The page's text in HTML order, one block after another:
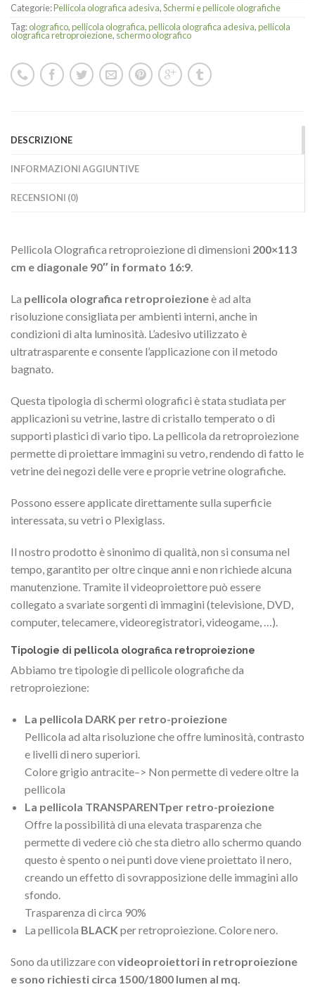
Categorie:Pellicola olografica adesiva,Schermi e pellicole olografiche
Tag:olografico,pellicola olografica,pellicola olografica adesiva,pellicola
olografica retroproiezione, schermo olografico
DESCRIZIONE
INFORMAZIONI AGGIUNTIVE
RECENSIONI (0)
Pellicola Olografica retroproiezione di dimensioni 200×113
cm e diagonale 90″ in formato 16:9.
La pellicola olografica retroproiezioneè ad alta
risoluzione consigliata per ambienti interni, anche in
condizioni di alta luminosità. L’adesivo utilizzato è
ultratrasparente e consente l’applicazione con il metodo
bagnato.
Questa tipologia di schermi olografici è stata studiata per
applicazioni su vetrine, lastre di cristallo temperato o di
supporti plastici di vario tipo. La pellicola da retroproiezione
permette di proiettare immagini su vetro, rendendo di fatto le
vetrine dei negozi delle vere e proprie vetrine olografiche.
Possono essere applicate direttamente sulla superficie
interessata, su vetri o Plexiglass.
Il nostro prodotto è sinonimo di qualità, non si consuma nel
tempo, garantito per oltre cinque anni e non richiede alcuna
manutenzione. Tramite il videoproiettore può essere
collegato a svariate sorgenti di immagini (televisione, DVD,
computer, telecamere, videoregistratori, videogame, …).
Tipologie di pellicola olografica retroproiezione
Abbiamo tre tipologie di pellicole olografiche da
retroproiezione:
La pellicola DARK per retro-proiezione
Pellicola ad alta risoluzione che offre luminosità, contrasto
e livelli di nero superiori.
Colore grigio antracite–> Non permette di vedere oltre la
pellicola
La pellicola TRANSPARENTper retro-proiezione
Offre la possibilità di una elevata trasparenza che
permette di vedere ciò che sta dietro allo schermo quando
questo è spento o nei punti dove viene proiettato il nero,
creando un effetto di sovrapposizione delle immagini allo
sfondo.
Trasparenza di circa 90%
La pellicola BLACK per retroproiezione. Colore nero.
Sono da utilizzare con videoproiettori in retroproiezione
e sono richiesti circa 1500/1800 lumen al mq.